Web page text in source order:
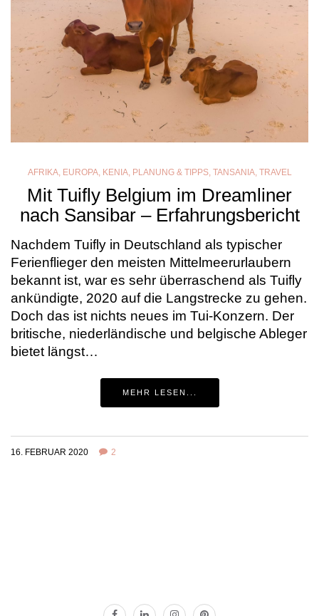
AFRIKA, EUROPA, KENIA, PLANUNG & TIPPS, TANSANIA, TRAVEL
Mit Tuifly Belgium im Dreamliner
nach Sansibar – Erfahrungsbericht
Nachdem Tuifly in Deutschland als typischer
Ferienflieger den meisten Mittelmeerurlaubern
bekannt ist, war es sehr überraschend als Tuifly
ankündigte, 2020 auf die Langstrecke zu gehen.
Doch das ist nichts neues im Tui-Konzern. Der
britische, niederländische und belgische Ableger
bietet längst…
MEHR LESEN...
16. FEBRUAR 2020 2